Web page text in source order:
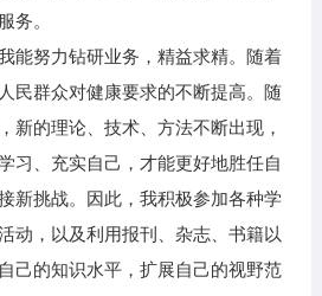
。
努力钻研业务，精益求精。随着
民群众对健康要求的不断提高。随
新的理论、技术、方法不断出现，
习、充实自己，才能更好地胜任自
新挑战。因此，我积极参加各种学
动，以及利用报刊、杂志、书籍以
己的知识水平，扩展自己的视野范